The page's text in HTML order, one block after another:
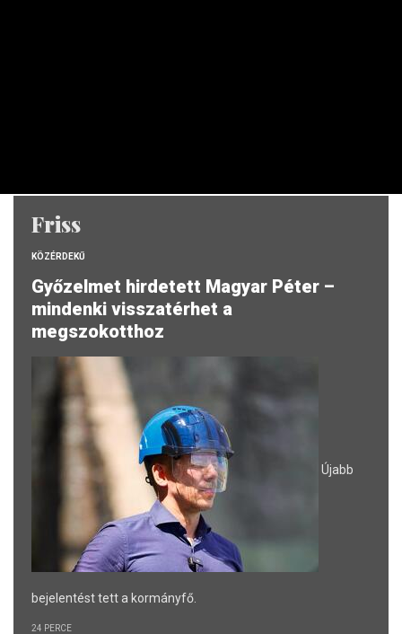
Friss
KÖZÉRDEKŰ
Győzelmet hirdetett Magyar Péter –
mindenki visszatérhet a
megszokotthoz
Újabb
bejelentést tett a kormányfő.
24 PERCE